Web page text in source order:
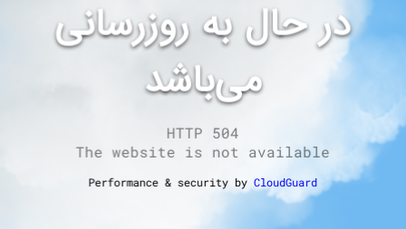
در حال به روزرسانی
می‌باشد
HTTP 504
The website is not available
Performance & security byCloudGuard